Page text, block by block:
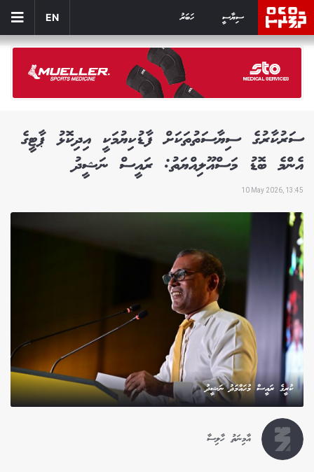
ސިޔާސީ ހަބަރު EN
ސަރުކާރުގެ ސިޔާސަތުތަކަށް ފާޑުކިޔުމަކީ އިދިކޮޅު ޕާޓީގެ
އެންމެ ބޮޑު މަސްއޫލިއްޔަތު: ރައީސް ނަޝީދު
10 May 2026, 13:45
ކުރީގެ ރައީސް މުހައްމަދު ނަޝީދު
އާމިނަތު ހާލިސާ